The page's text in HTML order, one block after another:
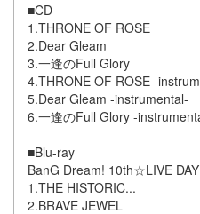
■CD
1.THRONE OF ROSE
2.Dear Gleam
3.一逢のFull Glory
4.THRONE OF ROSE -
5.Dear Gleam -instrumental-
6.一逢のFull Glory -
■Blu-ray
BanG Dream! 10th☆LIVE
1.THE HISTORIC...
2.BRAVE JEWEL